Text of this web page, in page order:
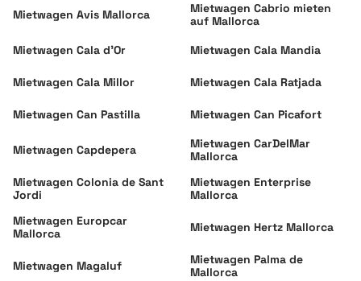
Mietwagen Avis Mallorca
Mietwagen Cabrio mieten
auf Mallorca
Mietwagen Cala d'Or
Mietwagen Cala Mandia
Mietwagen Cala Millor Mietwagen Cala Ratjada
Mietwagen Can Pastilla Mietwagen Can Picafort
Mietwagen Capdepera
Mietwagen CarDelMar
Mallorca
Mietwagen Colonia de Sant
Jordi
Mietwagen Enterprise
Mallorca
Mietwagen Europcar
Mallorca
Mietwagen Hertz Mallorca
Mietwagen Magaluf
Mietwagen Palma de
Mallorca